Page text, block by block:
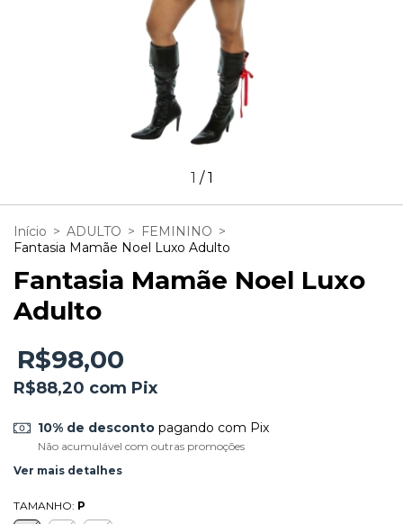
1 /1
Início > ADULTO > FEMININO >
Fantasia Mamãe Noel Luxo Adulto
Fantasia Mamãe Noel Luxo
Adulto
R$98,00
R$88,20 com Pix
10% de descontopagando com Pix
Não acumulável com outras promoções
Ver mais detalhes
TAMANHO: P